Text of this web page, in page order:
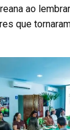
ao
que